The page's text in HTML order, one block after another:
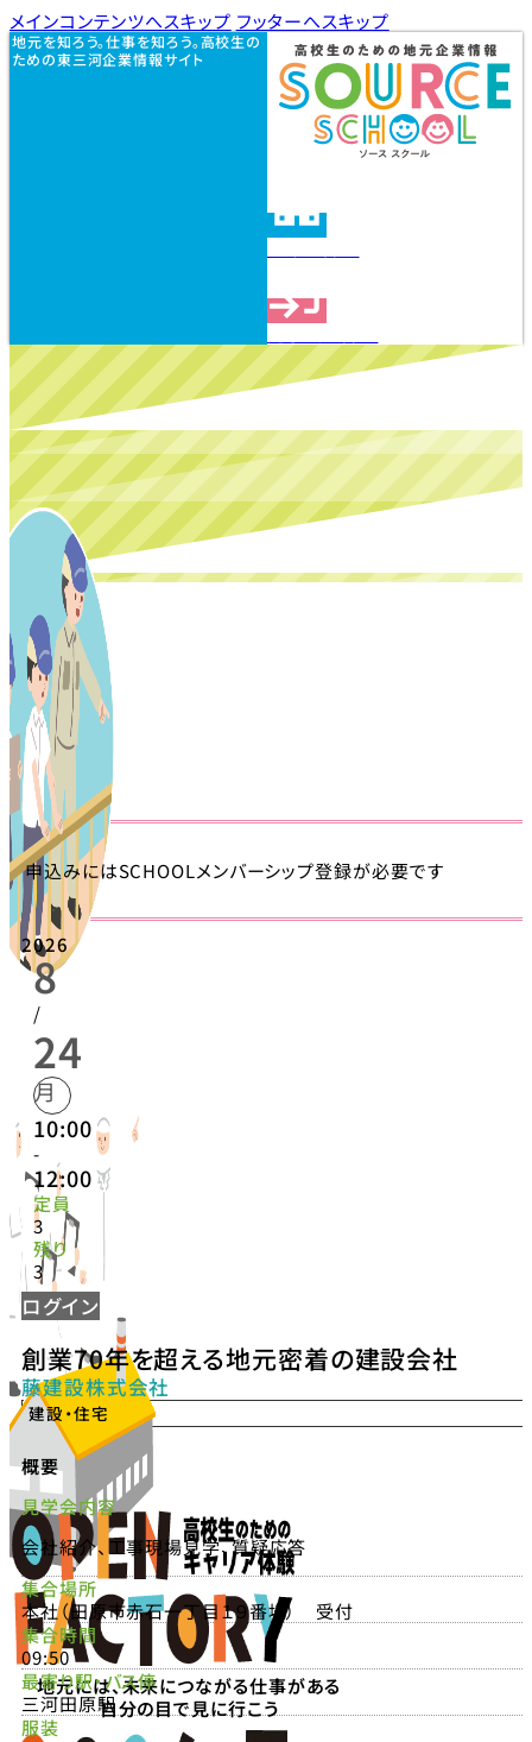
メインコンテンツへスキップ フッターへスキップ
地元を知ろう。仕事を知ろう。高校生の
ための東三河企業情報サイト
地元には、未来につながる仕事がある
自分の目で見に行こう
申込みにはSCHOOLメンバーシップ登録が必要です
2026
8
/
24
月
10:00
-
12:00
定員
3
残り
3
ログイン
創業70年を超える地元密着の建設会社
藤建設株式会社
建設・住宅
概要
見学会内容
会社紹介、工事現場見学、質疑応答
集合場所
本社（田原市赤石一丁目１９番地） 受付
集合時間
09:50
最寄り駅・バス停
三河田原駅
服装